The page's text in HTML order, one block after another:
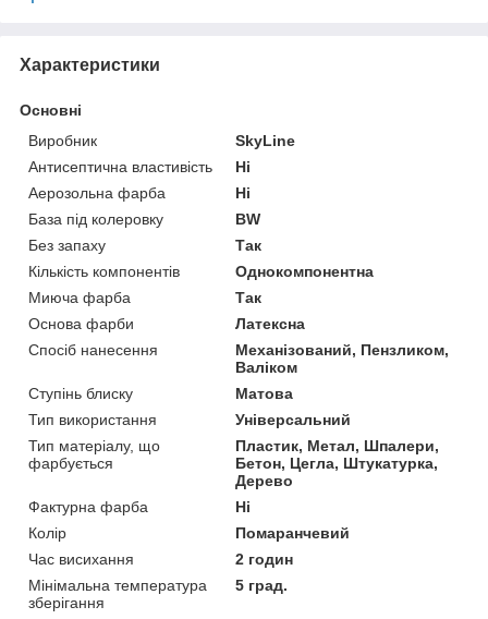
Характеристики
Основні
Виробник
SkyLine
Антисептична властивість
Ні
Аерозольна фарба
Ні
База під колеровку
BW
Без запаху
Так
Кількість компонентів
Однокомпонентна
Миюча фарба
Так
Основа фарби
Латексна
Спосіб нанесення
Механізований, Пензликом,
Валіком
Ступінь блиску
Матова
Тип використання
Універсальний
Тип матеріалу, що
фарбується
Пластик, Метал, Шпалери,
Бетон, Цегла, Штукатурка,
Дерево
Фактурна фарба
Ні
Колір
Помаранчевий
Час висихання
2 годин
Мінімальна температура
зберігання
5 град.